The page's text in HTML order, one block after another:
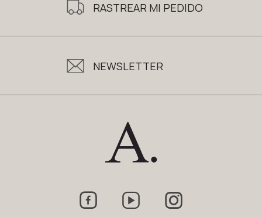
RASTREAR MI PEDIDO
NEWSLETTER
  